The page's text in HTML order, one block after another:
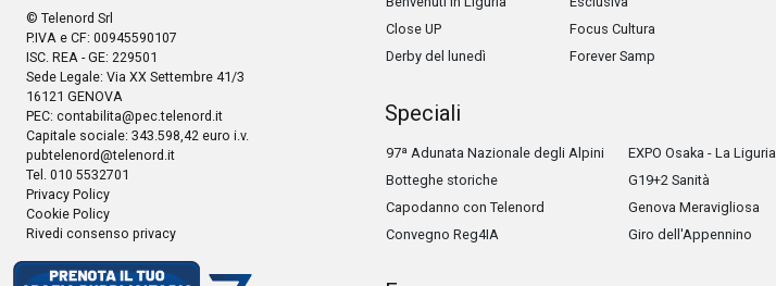
© Telenord Srl
P.IVA e CF: 00945590107
ISC. REA - GE: 229501
Sede Legale: Via XX Settembre 41/3
16121 GENOVA
PEC: contabilita@pec.telenord.it
Capitale sociale: 343.598,42 euro i.v.
pubtelenord@telenord.it
Tel. 010 5532701
Privacy Policy
Cookie Policy
Rivedi consenso privacy
Close UP
Derby del lunedì
Focus Cultura
Forever Samp
Speciali
97ª Adunata Nazionale degli Alpini
Botteghe storiche
Capodanno con Telenord
Convegno Reg4IA
EXPO Osaka - La Liguria
G19+2 Sanità
Genova Meravigliosa
Giro dell'Appennino